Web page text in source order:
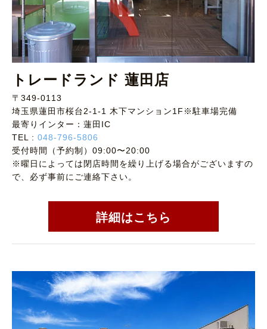
トレードランド 蓮田店
〒349-0113
埼玉県蓮田市桜台2-1-1 木下マンション1F※駐車場完備
最寄りインター：蓮田IC
TEL : 048-796-5806
受付時間（予約制）09:00〜20:00
※曜日によっては閉店時間を繰り上げる場合がございますの
で、必ず事前にご連絡下さい。
詳細はこちら